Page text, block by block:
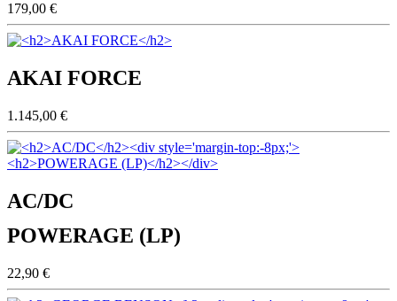
179,00 €
AKAI FORCE
1.145,00 €
AC/DC
POWERAGE (LP)
22,90 €